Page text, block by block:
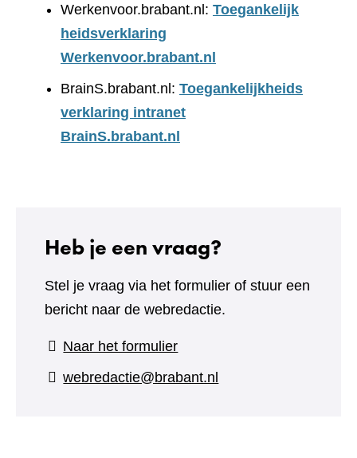
Werkenvoor.brabant.nl: Toegankelijk
heidsverklaring
Werkenvoor.brabant.nl
BrainS.brabant.nl: Toegankelijkheids
verklaring intranet
BrainS.brabant.nl
Heb je een vraag?
Stel je vraag via het formulier of stuur een
bericht naar de webredactie.
Naar het formulier(verwijst
naar
webredactie@brabant.nl